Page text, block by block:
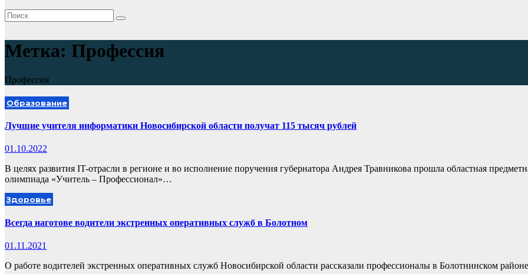
Метка: Профессия
Профессия
Образование
Лучшие учителя информатики Новосибирской области получат 115 тысяч рублей
01.10.2022
В целях развития IT-отрасли в регионе и во исполнение поручения губернатора Андрея Травникова прошла областная
олимпиада «Учитель – Профессионал»…
Здоровье
Всегда наготове водители экстренных оперативных служб в Болотном
01.11.2021
О работе водителей экстренных оперативных служб Новосибирской области рассказали профессионалы в Болотнинском